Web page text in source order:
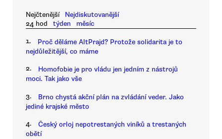
Nejčtenější
Nejdiskutovanější
24 hod
týden měsíc
1.
Proč děláme AltPrajd? Protože solidarita je to
nejdůležitější, co máme
2.
Homofobie je pro vládu jen jedním z nástrojů
moci. Tak jako vše
3.
Brno chystá akční plán na zvládání veder. Jako
jediné krajské město
4.
Český orloj nepotrestaných viníků a trestaných
obětí